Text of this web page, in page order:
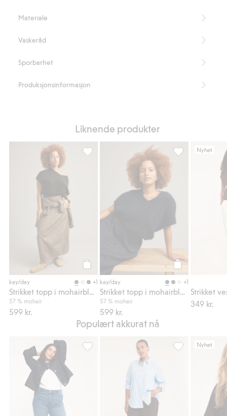
Lengde 64 cm i størrelse XL
Artikkelnummer
Materiale
Vaskeråd
Sporbarhet
Produksjonsinformasjon
Liknende produkter
Legg til
kay/day +1
57 % mohair
599 kr.
Strikket topp i mohairblanding, Legg til i
Legg til
kay/day +1
57 % mohair
599 kr.
Strikket topp i
Nyhet
349 kr.
Populært akkurat nå
Cropped flare jeans high waist, Legg til i
Stripete
Nyhet